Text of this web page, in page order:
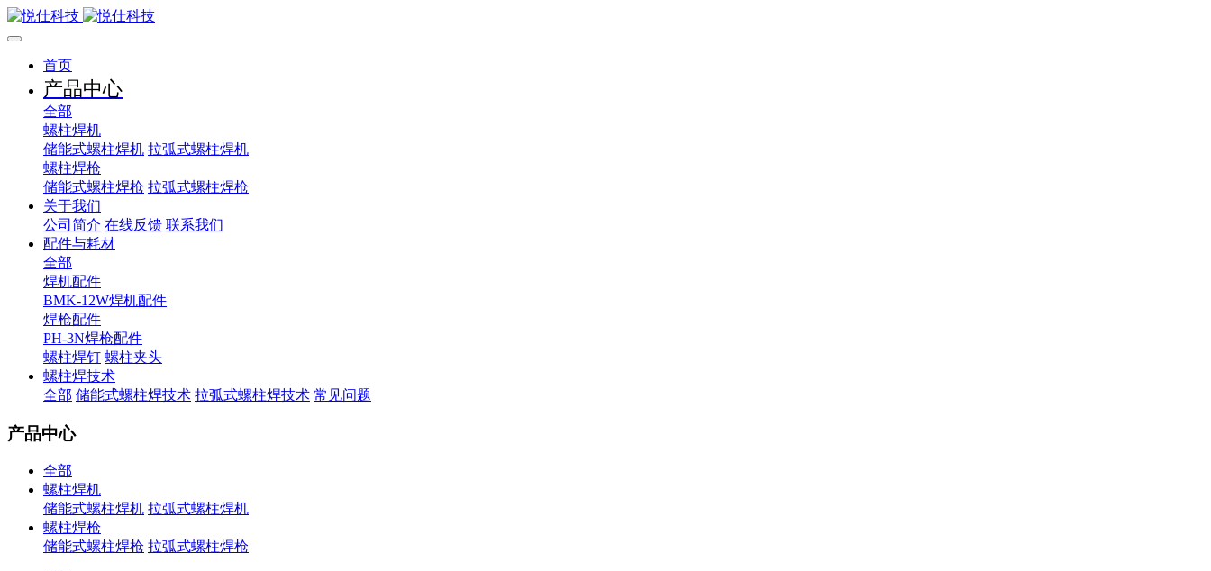
首页
产品中心
全部
螺柱焊机
储能式螺柱焊机 拉弧式螺柱焊机
螺柱焊枪
储能式螺柱焊枪 拉弧式螺柱焊枪
关于我们
公司简介 在线反馈 联系我们
配件与耗材
全部
焊机配件
BMK-12W焊机配件
焊枪配件
PH-3N焊枪配件
螺柱焊钉 螺柱夹头
螺柱焊技术
全部 储能式螺柱焊技术 拉弧式螺柱焊技术 常见问题
产品中心
全部
螺柱焊机
储能式螺柱焊机 拉弧式螺柱焊机
螺柱焊枪
储能式螺柱焊枪 拉弧式螺柱焊枪